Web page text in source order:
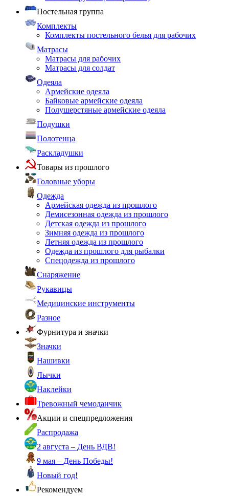
Постельная группа
Комплекты
Комплекты постельного белья для рабочих
Матрасы
Матрасы для рабочих
Матрасы для солдат
Одеяла
Армейские одеяла
Байковые армейские одеяла
Полушерстяные армейские одеяла
Подушки
Полотенца
Раскладушки
Товары из прошлого
Головные уборы
Одежда
Армейская одежда из прошлого
Демисезонная одежда из прошлого
Детская одежда из прошлого
Зимняя одежда из прошлого
Летняя одежда из прошлого
Одежда из прошлого для рыбалки
Спецодежда из прошлого
Снаряжение
Рукавицы
Медицинские инструменты
Разное
Фурнитура и значки
Значки
Нашивки
Лычки
Наклейки
Тревожный чемоданчик
Акции и спецпредложения
Распродажа
2 августа – День ВДВ!
9 мая – День Победы!
Новый год!
Рекомендуем